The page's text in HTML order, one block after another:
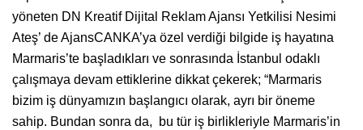
yöneten DN Kreatif Dijital Reklam Ajansı Yetkilisi Nesimi
Ateş’ de AjansCANKA’ya özel verdiği bilgide iş hayatına
Marmaris’te başladıkları ve sonrasında İstanbul odaklı
çalışmaya devam ettiklerine dikkat çekerek; “Marmaris
bizim iş dünyamızın başlangıcı olarak, ayrı bir öneme
sahip. Bundan sonra da, bu tür iş birlikleriyle Marmaris’in